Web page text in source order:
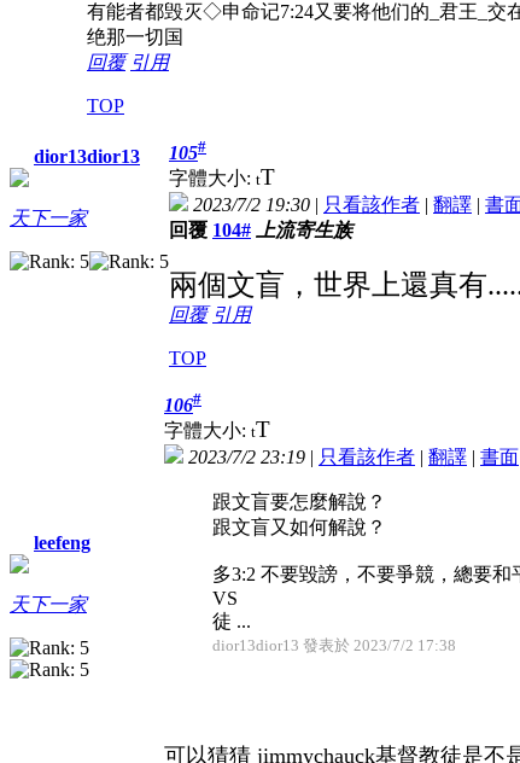
有能者都毁灭◇申命记7:24又要将他们的_君王_
绝那一切国
回覆 引用
TOP
dior13dior13
天下一家
105#
字體大小: tT
2023/7/2 19:30 | 只看該作者 | 翻譯 | 書
回覆 104# 上流寄生族
兩個文盲，世界上還真有
回覆 引用
TOP
leefeng
天下一家
106#
字體大小: tT
2023/7/2 23:19 | 只看該作者 | 翻譯 | 書面
跟文盲要怎麼解說？
跟文盲又如何解說？
多3:2 不要毀謗，不要爭競，總要和
VS
徒 ...
dior13dior13 發表於 2023/7/2 17:38
可以猜猜 jimmychauck基督教徒是不